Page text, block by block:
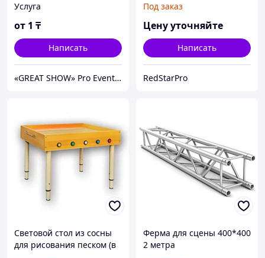
договорная.
Услуга
от 1 ₸
Написать
«GREAT SHOW» Pro Events Group - Аренда ЗВУКА, СВЕТА, СЦЕНЫ, LED - ЭКРАНОВ для любых мероприятий
светового и сценического
оборудования
Под заказ
Цену уточняйте
Написать
RedStarPro
Световой стол из сосны
для рисования песком (в
Ферма для сцены 400*400
2 метра